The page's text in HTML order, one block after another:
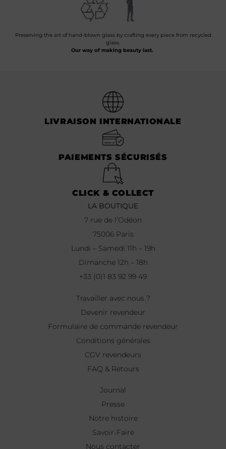
Preserving the art of hand-blown glass by crafting every piece from recycled
glass.
Our way of making beauty last.
LIVRAISON INTERNATIONALE
PAIEMENTS SÉCURISÉS
CLICK & COLLECT
LA BOUTIQUE
7 rue de l’Odéon
75006 Paris
Lundi – Samedi 11h – 19h
Dimanche 12h – 18h
+33 (0)1 83 92 99 49
Travailler avec nous ?
Devenir revendeur
Formulaire de commande revendeur
Conditions générales
CGV revendeurs
FAQ & Retours
Journal
Presse
Notre histoire
Savoir-Faire
Nous contacter